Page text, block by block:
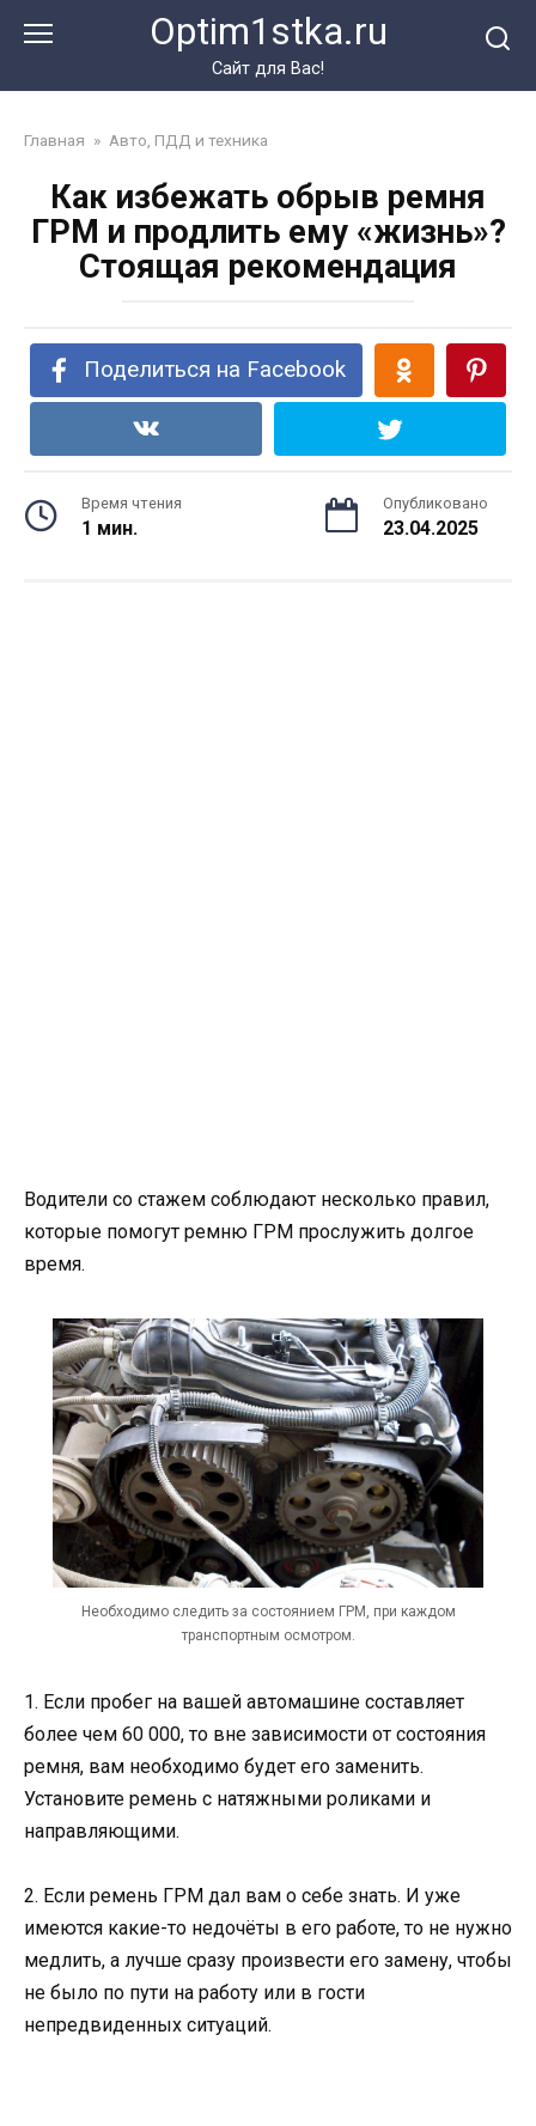
Optim1stka.ru
Сайт для Вас!
Главная » Авто, ПДД и техника
Как избежать обрыв ремня
ГРМ и продлить ему «жизнь»?
Стоящая рекомендация
Поделиться на Facebook
Время чтения
1 мин.
Опубликовано
23.04.2025
Водители со стажем соблюдают несколько правил,
которые помогут ремню ГРМ прослужить долгое
время.
Необходимо следить за состоянием ГРМ, при каждом
транспортным осмотром.
1. Если пробег на вашей автомашине составляет
более чем 60 000, то вне зависимости от состояния
ремня, вам необходимо будет его заменить.
Установите ремень с натяжными роликами и
направляющими.
2. Если ремень ГРМ дал вам о себе знать. И уже
имеются какие-то недочёты в его работе, то не нужно
медлить, а лучше сразу произвести его замену, чтобы
не было по пути на работу или в гости
непредвиденных ситуаций.